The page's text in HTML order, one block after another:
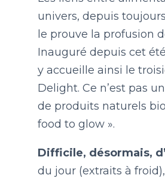
LE
univers, depuis
le prouve la profusion
Inauguré depuis cet
y accueille ainsi le
Delight. Ce n’est pas
de produits naturels
food to glow ».
Difficile, désormais,
du jour (extraits à